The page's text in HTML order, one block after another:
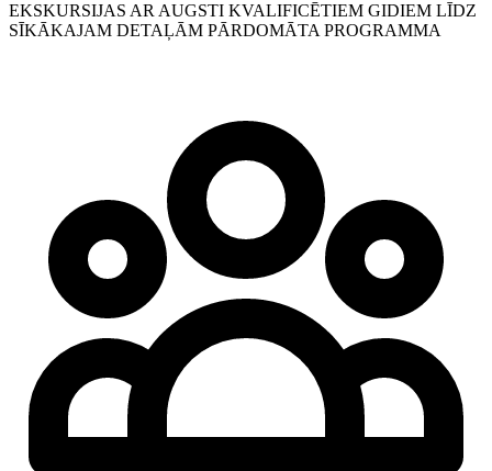
EKSKURSIJAS AR AUGSTI KVALIFICĒTIEM GIDIEM LĪDZ
SĪKĀKAJAM DETAĻĀM PĀRDOMĀTA PROGRAMMA